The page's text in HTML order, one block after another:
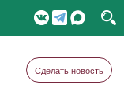
Сделать новость